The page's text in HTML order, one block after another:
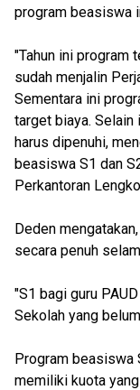
program beasiswa
"Tahun ini program
sudah menjalin
Sementara ini
target biaya. Selain
harus dipenuhi,
beasiswa S1 dan
Perkantoran
Deden
secara penuh
"S1 bagi guru
Sekolah yang
Program beasiswa
memiliki kuota